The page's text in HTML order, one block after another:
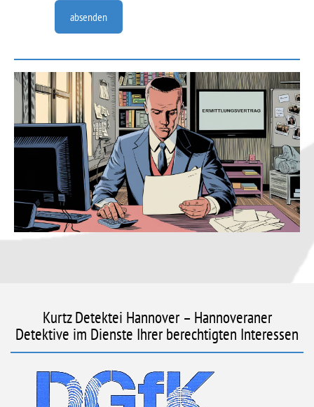
absenden
Kurtz Detektei Hannover – Hannoveraner
Detektive im Dienste Ihrer berechtigten Interessen